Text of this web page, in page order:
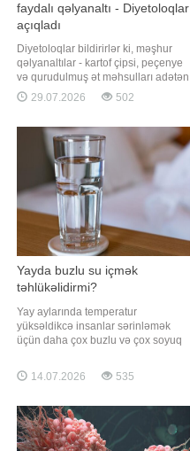
faydalı qəlyanaltı - Diyetoloqlar
açıqladı
Diyetoloqlar bildirirlər ki, məşhur
qəlyanaltılar - kartof çipsi, peçenye
və qurudulmuş ət məhsulları adətən
yüksək miqdarda natrium və
doymuş yağ ehtiva etdiyindən ürək
sayılmır. Qaynarinfo xəbər verir ki,
"Martha Stewart" portalının
yazdığına görə, ürək üçü
29.07.2026 502
Yayda buzlu su içmək
təhlükəlidirmi?
Yay aylarında temperatur
yüksəldikcə insanlar sərinləmək
üçün daha çox buzlu və çox soyuq
mütəxəssislər xəbərdarlıq edirlər ki,
həddindən artıq soyuq suyun
mənfi təsir göstərə bilər. Ölkə.az
xəbər verir ki, həkimlərin sözlərinə
görə, çox soyu
14.07.2026 535